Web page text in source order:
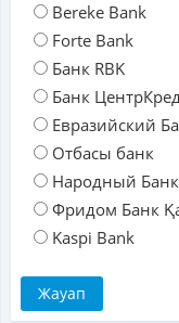
Bereke Bank
Forte Bank
Банк RBK
Банк
Евразийский
Отбасы банк
Народный Банк
Фридом Банк
Kaspi Bank